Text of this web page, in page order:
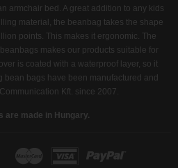
armchair bed. A great addition to any kids
material, the beanbag takes the shape
points. This makes it ergonomic. The
makes our products suitable for
is coated with a waterproof layer, so it
bean bags have been manufactured and
Kft. since 2007.
are made in Hungary.